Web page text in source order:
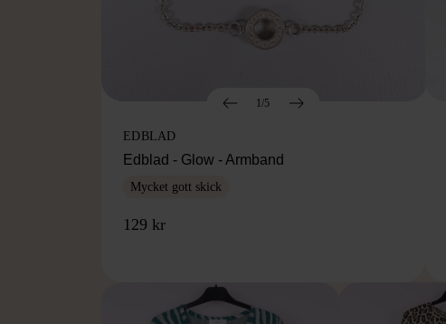
1/5
EDBLAD
Edblad - Glow - Armband
Mycket gott skick
129 kr